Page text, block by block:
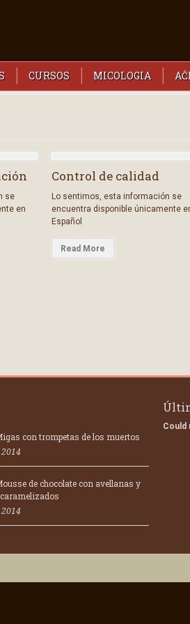
CURSOS MICOLOGIA
se
en
Control de calidad
Lo sentimos, esta información se
encuentra disponible únicamente
Español
Read More
con trompetas de los muertos
2014
de chocolate con avellanas y
2014
Could